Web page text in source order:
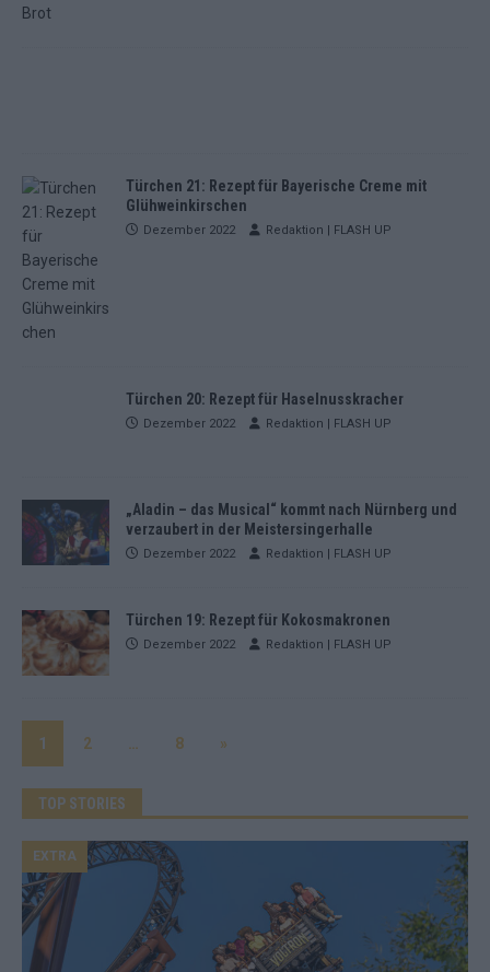
Türchen 21: Rezept für Bayerische Creme mit
Glühweinkirschen
Dezember 2022 Redaktion | FLASH UP
Türchen 20: Rezept für Haselnusskracher
Dezember 2022 Redaktion | FLASH UP
„Aladin – das Musical“ kommt nach Nürnberg und
verzaubert in der Meistersingerhalle
Dezember 2022 Redaktion | FLASH UP
Türchen 19: Rezept für Kokosmakronen
Dezember 2022 Redaktion | FLASH UP
1 2 … 8 »
TOP STORIES
EXTRA